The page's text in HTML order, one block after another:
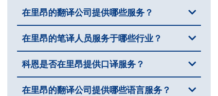
在里昂的翻译公司提供哪些服务？
在里昂的笔译人员服务于哪些行业？
科恩是否在里昂提供口译服务？
在里昂的翻译公司提供哪些语言服务？